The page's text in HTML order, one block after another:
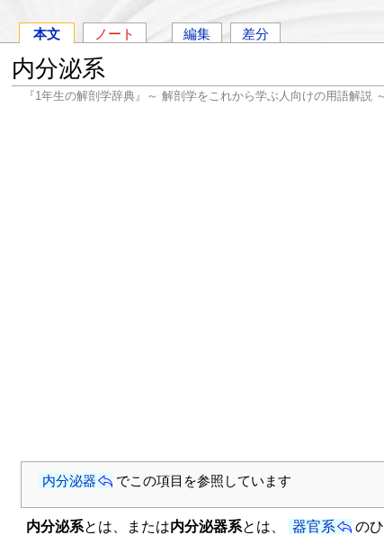
本文 ノート 編集 差分
内分泌系
『1年生の解剖学辞典』～ 解剖学をこれから学ぶ人向けの用語解説 ～
内分泌器 でこの項目を参照しています
内分泌系とは、または内分泌器系とは、 器官系 の